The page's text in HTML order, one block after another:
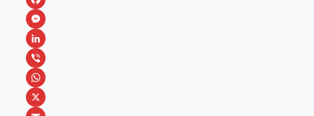
F
a
c
e
b
M
e
s
s
L
i
n
V
iW